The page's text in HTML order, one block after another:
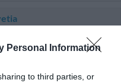
Personal Information
to third parties, or
centre
PRIX